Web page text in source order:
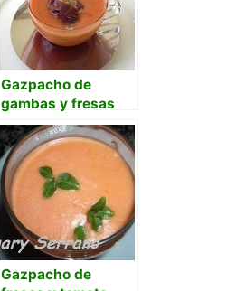
Gazpacho de
gambas y fresas
Gazpacho de